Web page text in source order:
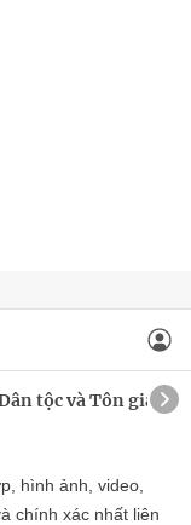
tộc và Tôn giáo
chính xác nhất liên